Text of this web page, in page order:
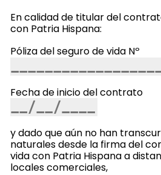
En calidad de titular del
con Patria Hispana:
Póliza del seguro de vida Nº
Fecha de inicio del contrato
y dado que aún no han
naturales desde la firma del
vida con Patria Hispana a
locales comerciales,